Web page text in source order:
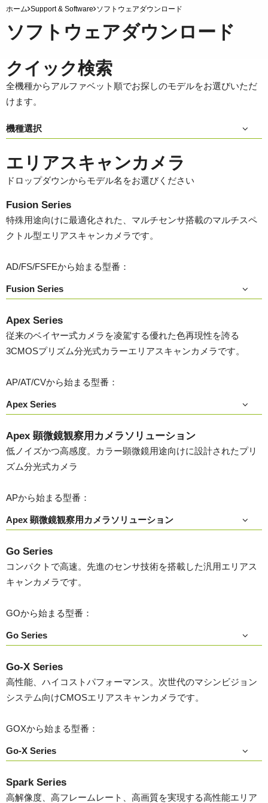
ホーム Support & Software ソフトウェアダウンロード
ソフトウェアダウンロード
クイック検索
全機種からアルファベット順でお探しのモデルをお選びいただ
けます。
機種選択
エリアスキャンカメラ
ドロップダウンからモデル名をお選びください
Fusion Series
特殊用途向けに最適化された、マルチセンサ搭載のマルチスペ
クトル型エリアスキャンカメラです。
AD/FS/FSFEから始まる型番：
Fusion Series
Apex Series
従来のベイヤー式カメラを凌駕する優れた色再現性を誇る
3CMOSプリズム分光式カラーエリアスキャンカメラです。
AP/AT/CVから始まる型番：
Apex Series
Apex 顕微鏡観察用カメラソリューション
低ノイズかつ高感度。カラー顕微鏡用途向けに設計されたプリ
ズム分光式カメラ
APから始まる型番：
Apex 顕微鏡観察用カメラソリューション
Go Series
コンパクトで高速。先進のセンサ技術を搭載した汎用エリアス
キャンカメラです。
GOから始まる型番：
Go Series
Go-X Series
高性能、ハイコストパフォーマンス。次世代のマシンビジョン
システム向けCMOSエリアスキャンカメラです。
GOXから始まる型番：
Go-X Series
Spark Series
高解像度、高フレームレート、高画質を実現する高性能エリア